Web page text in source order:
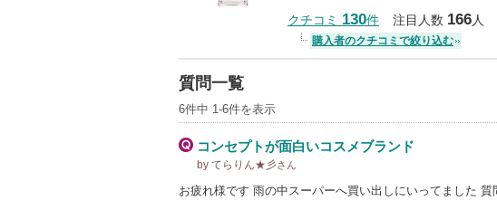
クチコミ 130件 注目人数 166人
購入者のクチコミで絞り込む
質問一覧
6件中 1-6件を表示
コンセプトが面白いコスメブランド
by てらりん★彡さん
お疲れ様です 雨の中スーパーへ買い出しにいってました